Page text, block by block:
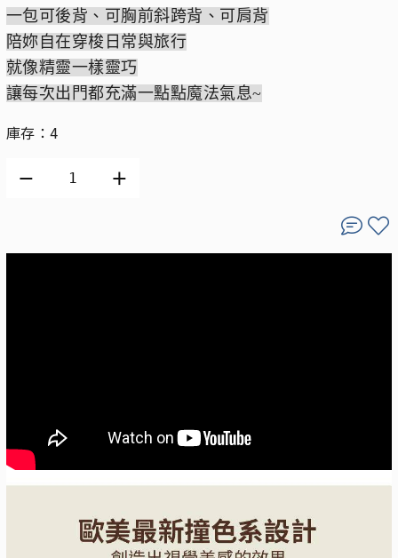
一包可後背、可胸前斜跨背、可肩背
陪妳自在穿梭日常與旅行
就像精靈一樣靈巧
讓每次出門都充滿一點點魔法氣息~
庫存：4